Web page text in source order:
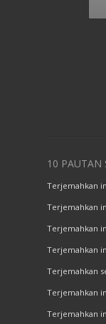
10 PAUTAN
Terjemahkan
Terjemahkan
Terjemahkan
Terjemahkan
Terjemahkan
Terjemahkan
Terjemahkan